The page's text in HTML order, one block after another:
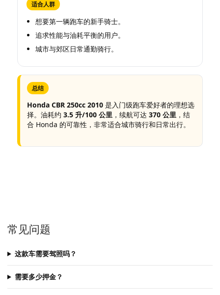
适合人群
想要第一辆跑车的新手骑士。
追求性能与油耗平衡的用户。
城市与郊区日常通勤骑行。
总结
Honda CBR 250cc 2010 是入门级跑车爱好者的理想选
择。油耗约 3.5 升/100 公里 ，续航可达 370 公里 ，结
合 Honda 的可靠性，非常适合城市骑行和日常出行。
常见问题
这款车需要驾照吗？
需要多少押金？